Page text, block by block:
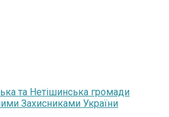
та Нетішинська громади
Захисниками України